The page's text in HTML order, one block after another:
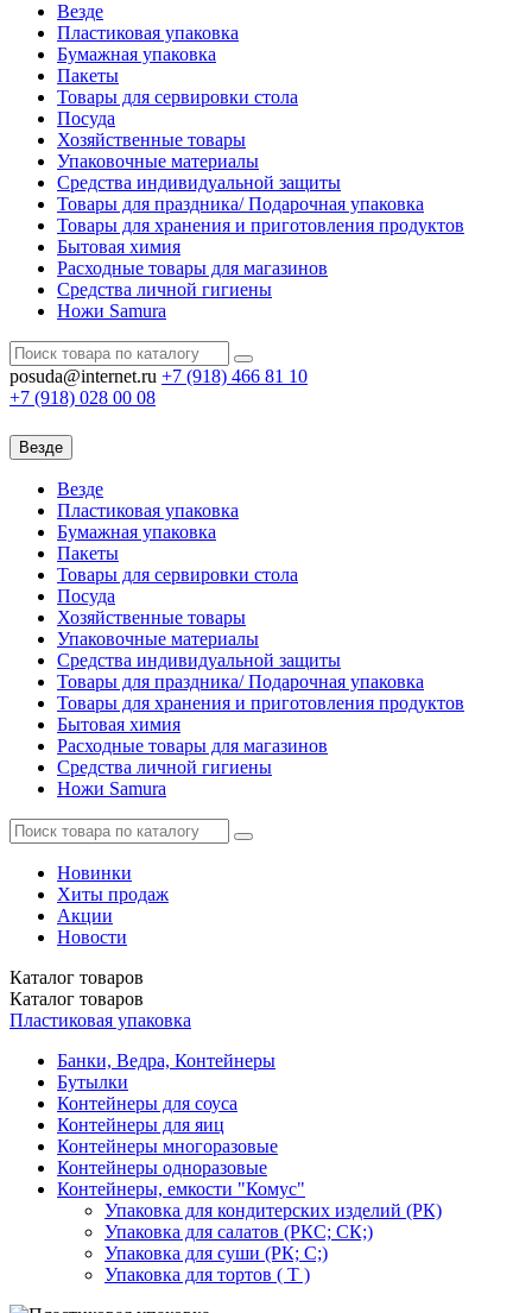
Везде
Пластиковая упаковка
Бумажная упаковка
Пакеты
Товары для сервировки стола
Посуда
Хозяйственные товары
Упаковочные материалы
Средства индивидуальной защиты
Товары для праздника/ Подарочная упаковка
Товары для хранения и приготовления продуктов
Бытовая химия
Расходные товары для магазинов
Средства личной гигиены
Ножи Samura
posuda@internet.ru +7 (918) 466 81 10
+7 (918) 028 00 08
Везде
Везде
Пластиковая упаковка
Бумажная упаковка
Пакеты
Товары для сервировки стола
Посуда
Хозяйственные товары
Упаковочные материалы
Средства индивидуальной защиты
Товары для праздника/ Подарочная упаковка
Товары для хранения и приготовления продуктов
Бытовая химия
Расходные товары для магазинов
Средства личной гигиены
Ножи Samura
Новинки
Хиты продаж
Акции
Новости
Каталог товаров
Каталог товаров
Пластиковая упаковка
Банки, Ведра, Контейнеры
Бутылки
Контейнеры для соуса
Контейнеры для яиц
Контейнеры многоразовые
Контейнеры одноразовые
Контейнеры, емкости "Комус"
Упаковка для кондитерских изделий (РК)
Упаковка для салатов (РКС; СК;)
Упаковка для суши (РК; С;)
Упаковка для тортов ( Т )